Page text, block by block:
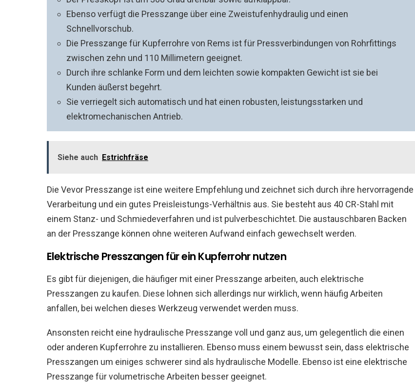
Ebenso verfügt die Presszange über eine Zweistufenhydraulig und einen
Schnellvorschub.
Die Presszange für Kupferrohre von Rems ist für Pressverbindungen von Rohrfittings
zwischen zehn und 110 Millimetern geeignet.
Durch ihre schlanke Form und dem leichten sowie kompakten Gewicht ist sie bei
Kunden äußerst begehrt.
Sie verriegelt sich automatisch und hat einen robusten, leistungsstarken und
elektromechanischen Antrieb.
Siehe auch Estrichfräse
Die Vevor Presszange ist eine weitere Empfehlung und zeichnet sich durch ihre hervorragende
Verarbeitung und ein gutes Preisleistungs-Verhältnis aus. Sie besteht aus 40 CR-Stahl mit
einem Stanz- und Schmiedeverfahren und ist pulverbeschichtet. Die austauschbaren Backen
an der Presszange können ohne weiteren Aufwand einfach gewechselt werden.
Elektrische Presszangen für ein Kupferrohr nutzen
Es gibt für diejenigen, die häufiger mit einer Presszange arbeiten, auch elektrische
Presszangen zu kaufen. Diese lohnen sich allerdings nur wirklich, wenn häufig Arbeiten
anfallen, bei welchen dieses Werkzeug verwendet werden muss.
Ansonsten reicht eine hydraulische Presszange voll und ganz aus, um gelegentlich die einen
oder anderen Kupferrohre zu installieren. Ebenso muss einem bewusst sein, dass elektrische
Presszangen um einiges schwerer sind als hydraulische Modelle. Ebenso ist eine elektrische
Presszange für volumetrische Arbeiten besser geeignet.